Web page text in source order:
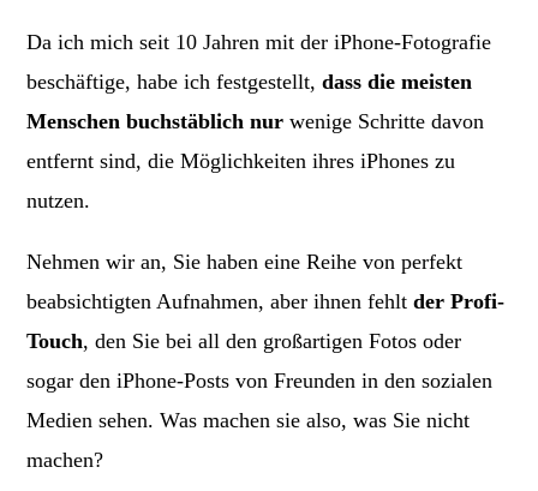
Da ich mich seit 10 Jahren mit der iPhone-Fotografie
beschäftige, habe ich festgestellt,dass die meisten
Menschen buchstäblich nur wenige Schritte davon
entfernt sind, die Möglichkeiten ihres iPhones zu
nutzen.
Nehmen wir an, Sie haben eine Reihe von perfekt
beabsichtigten Aufnahmen, aber ihnen fehlt der Profi-
Touch, den Sie bei all den großartigen Fotos oder
sogar den iPhone-Posts von Freunden in den sozialen
Medien sehen. Was machen sie also, was Sie nicht
machen?